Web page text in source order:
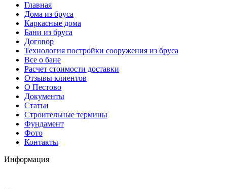
Главная
Дома из бруса
Каркасные дома
Бани из бруса
Договор
Технология постройки сооружения из бруса
Все о бане
Расчет стоимости доставки
Отзывы клиентов
О Пестово
Документы
Статьи
Строительные термины
Фундамент
Фото
Контакты
Информация